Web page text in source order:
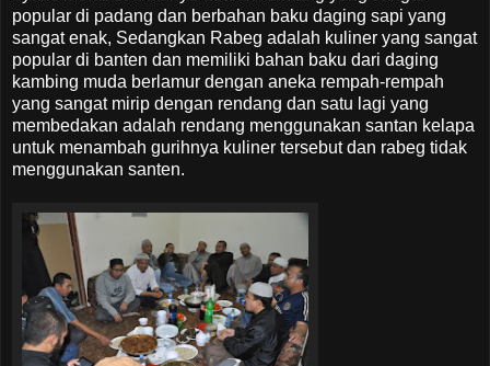
popular di padang dan berbahan baku daging sapi yang
sangat enak, Sedangkan Rabeg adalah kuliner yang sangat
popular di banten dan memiliki bahan baku dari daging
kambing muda berlamur dengan aneka rempah-rempah
yang sangat mirip dengan rendang dan satu lagi yang
membedakan adalah rendang menggunakan santan kelapa
untuk menambah gurihnya kuliner tersebut dan rabeg tidak
menggunakan santen.